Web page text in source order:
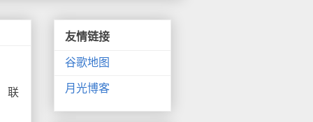
联
友情链接
谷歌地图
月光博客